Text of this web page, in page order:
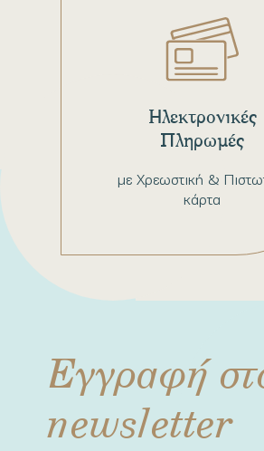
με Χρεωστική &
κάρτα
Ηλεκτρονικές
Πληρωμές
Εγγραφή
newsletter